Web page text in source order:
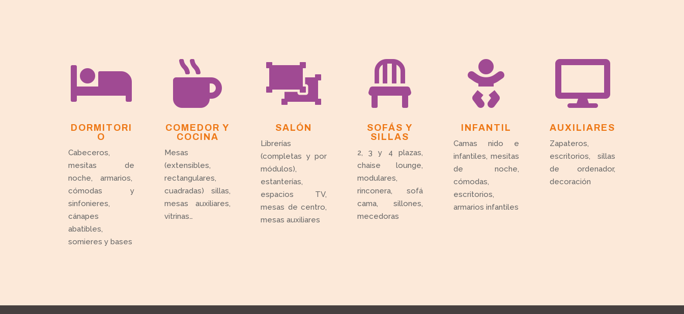

DORMITORI
O
Cabeceros,
mesitas de
noche, armarios,
cómodas y
sinfonieres,
cánapes
abatibles,
somieres y bases

COMEDOR Y
COCINA
Mesas
(extensibles,
rectangulares,
cuadradas) sillas,
mesas auxiliares,
vitrinas…

SALÓN
Librerías
(completas y por
módulos),
estanterías,
espacios TV,
mesas de centro,
mesas auxiliares

SOFÁS Y
SILLAS
2, 3 y 4 plazas,
chaise lounge,
modulares,
rinconera, sofá
cama, sillones,
mecedoras

INFANTIL
Camas nido e
infantiles, mesitas
de noche,
cómodas,
escritorios,
armarios infantiles

AUXILIARES
Zapateros,
escritorios, sillas
de ordenador,
decoración